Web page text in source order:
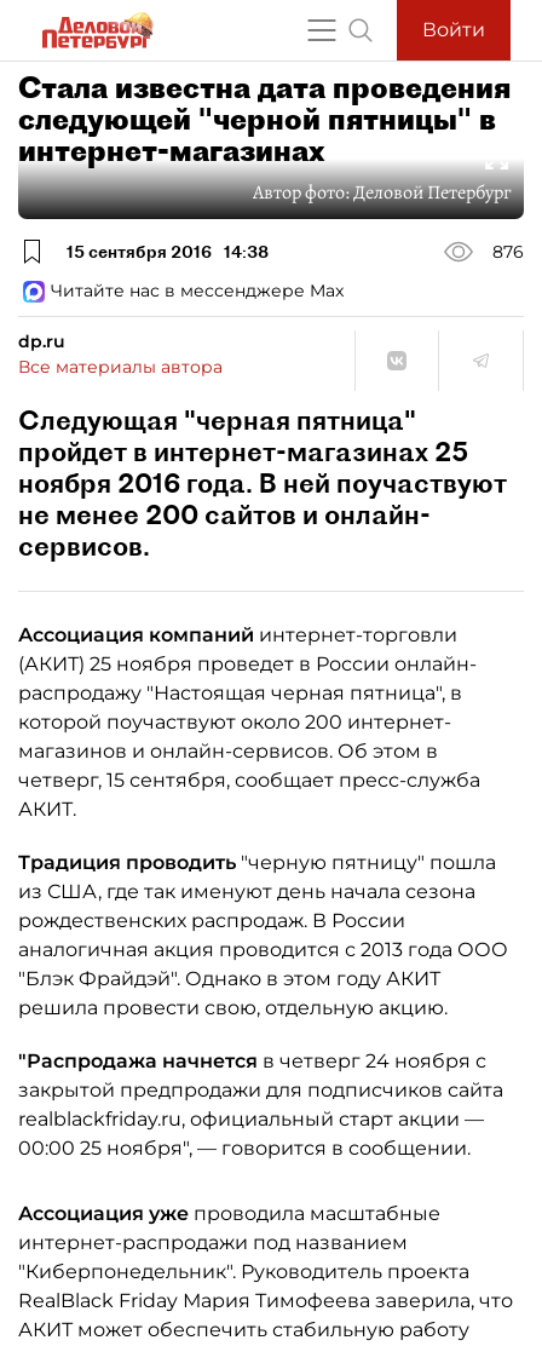
Войти
Стала известна дата проведения
следующей "черной пятницы" в
интернет-магазинах
Автор фото:Деловой Петербург
15 сентября 2016 14:38
876
Читайте нас в мессенджере Max
dp.ru
Все материалы автора
Следующая "черная пятница"
пройдет в интернет-магазинах 25
ноября 2016 года. В ней поучаствуют
не менее 200 сайтов и онлайн-
сервисов.
Ассоциация компаний интернет-торговли
(АКИТ) 25 ноября проведет в России онлайн-
распродажу "Настоящая черная пятница", в
которой поучаствуют около 200 интернет-
магазинов и онлайн-сервисов. Об этом в
четверг, 15 сентября, сообщает пресс-служба
АКИТ.
Традиция проводить "черную пятницу" пошла
из США, где так именуют день начала сезона
рождественских распродаж. В России
аналогичная акция проводится с 2013 года ООО
"Блэк Фрайдэй". Однако в этом году АКИТ
решила провести свою, отдельную акцию.
"Распродажа начнется в четверг 24 ноября с
закрытой предпродажи для подписчиков сайта
realblackfriday.ru, официальный старт акции —
00:00 25 ноября", — говорится в сообщении.
Ассоциация уже проводила масштабные
интернет-распродажи под названием
"Киберпонедельник". Руководитель проекта
RealBlack Friday Мария Тимофеева заверила, что
АКИТ может обеспечить стабильную работу